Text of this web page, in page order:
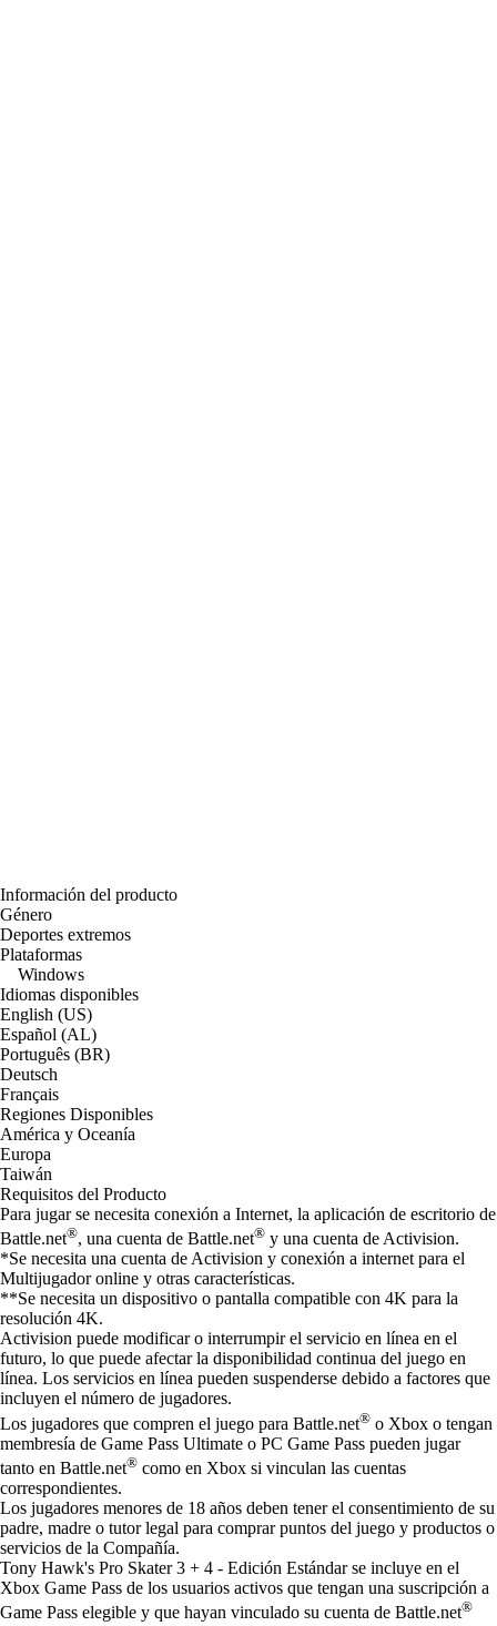
Información del producto
Género
Deportes extremos
Plataformas
Windows
Idiomas disponibles
English (US)
Español (AL)
Português (BR)
Deutsch
Français
Regiones Disponibles
América y Oceanía
Europa
Taiwán
Requisitos del Producto
Para jugar se necesita conexión a Internet, la aplicación de escritorio de
Battle.net®, una cuenta de Battle.net® y una cuenta de Activision.
*Se necesita una cuenta de Activision y conexión a internet para el
Multijugador online y otras características.
**Se necesita un dispositivo o pantalla compatible con 4K para la
resolución 4K.
Activision puede modificar o interrumpir el servicio en línea en el
futuro, lo que puede afectar la disponibilidad continua del juego en
línea. Los servicios en línea pueden suspenderse debido a factores que
incluyen el número de jugadores.
Los jugadores que compren el juego para Battle.net® o Xbox o tengan
membresía de Game Pass Ultimate o PC Game Pass pueden jugar
tanto en Battle.net® como en Xbox si vinculan las cuentas
correspondientes.
Los jugadores menores de 18 años deben tener el consentimiento de su
padre, madre o tutor legal para comprar puntos del juego y productos o
servicios de la Compañía.
Tony Hawk's Pro Skater 3 + 4 - Edición Estándar se incluye en el
Xbox Game Pass de los usuarios activos que tengan una suscripción a
Game Pass elegible y que hayan vinculado su cuenta de Battle.net®